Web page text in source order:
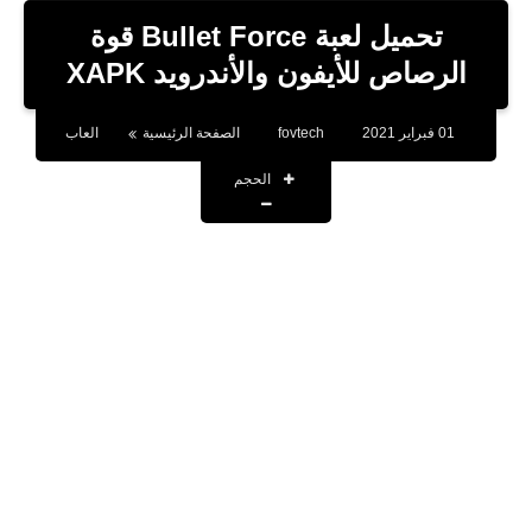
مواقع
بلوجر
تحميل لعبة Bullet Force قوة
الرصاص للأيفون والأندرويد XAPK
fovtech الصفحة الرئيسية العاب
الحجم